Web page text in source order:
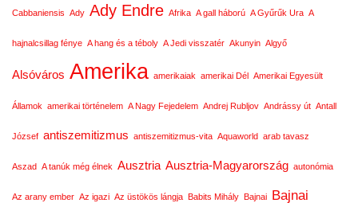
Cabbaniensis Ady Ady Endre Afrika A gall háború A Gyűrűk Ura A
hajnalcsillag fénye A hang és a téboly A Jedi visszatér Akunyin Algyő
Alsóváros Amerika amerikaiak amerikai Dél Amerikai Egyesült
Államok amerikai történelem A Nagy Fejedelem Andrej Rubljov Andrássy út Antall
József antiszemitizmus antiszemitizmus-vita Aquaworld arab tavasz
Aszad A tanúk még élnek Ausztria Ausztria-Magyarország autonómia
Az arany ember Az igazi Az üstökös lángja Babits Mihály Bajnai Bajnai